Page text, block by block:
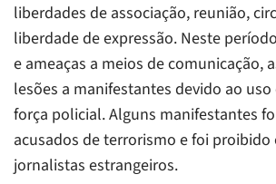
liberdades de associação, reunião,
liberdade de expressão. Neste
e ameaças a meios de comunicação,
lesões a manifestantes devido ao uso
força policial. Alguns manifestantes
acusados de terrorismo e foi proibido
jornalistas estrangeiros.